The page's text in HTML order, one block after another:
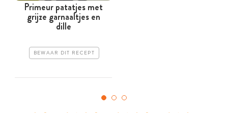
Primeur patatjes met
grijze garnaaltjes en
dille
BEWAAR DIT RECEPT